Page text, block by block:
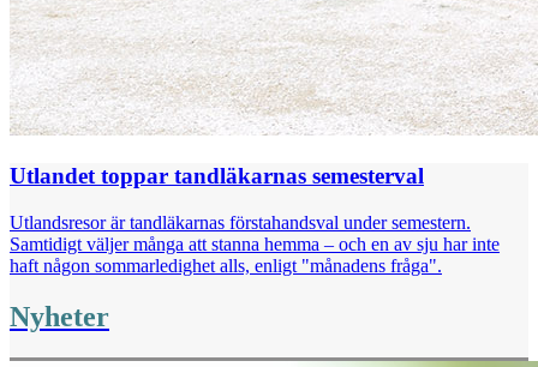
Utlandet toppar tandläkarnas semesterval
Utlandsresor är tandläkarnas förstahandsval under semestern.
Samtidigt väljer många att stanna hemma – och en av sju har inte
haft någon sommarledighet alls, enligt "månadens fråga".
Nyheter